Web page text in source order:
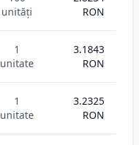
unități
RON
1
unitate
3.1843
RON
1
unitate
3.2325
RON